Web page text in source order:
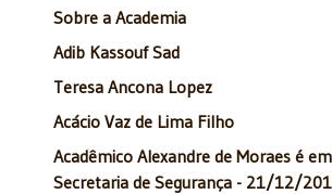
Sobre a Academia
Adib Kassouf Sad
Teresa Ancona Lopez
Acácio Vaz de Lima Filho
Acadêmico Alexandre de Moraes é
Secretaria de Segurança - 21/12/